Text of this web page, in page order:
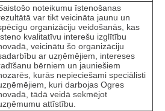
noteikumu īstenošanas
var tikt veicināta jaunu un
organizāciju veidošanās, kas
kvalitatīvu interešu izglītību
veicinātu šo organizāciju
ar uzņēmējiem, intereses
bērniem un jauniešiem
kurās nepieciešami speciālisti
kuri darbojas Ogres
tādā veidā sekmējot
attīstību.